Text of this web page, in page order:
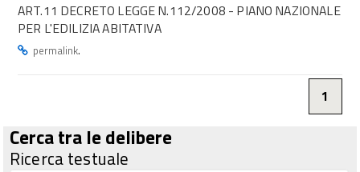
ART.11 DECRETO LEGGE N.112/2008 - PIANO NAZIONALE
PER L'EDILIZIA ABITATIVA
permalink.
1
Cerca tra le delibere
Ricerca testuale